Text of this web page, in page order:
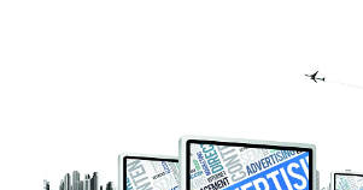
№ 3, 2024